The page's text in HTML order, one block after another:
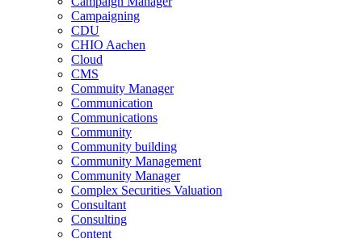
Campaigning
CDU
CHIO Aachen
Cloud
CMS
Commuity Manager
Communication
Communications
Community
Community building
Community Management
Community Manager
Complex Securities Valuation
Consultant
Consulting
Content